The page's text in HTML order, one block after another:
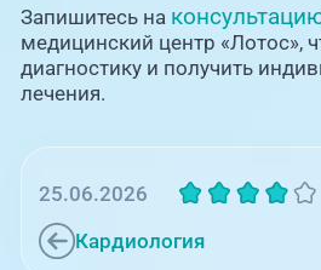
Запишитесь на
медицинский центр «Лотос»,
диагностику и получить
лечения.
Кардиология
25.06.2026